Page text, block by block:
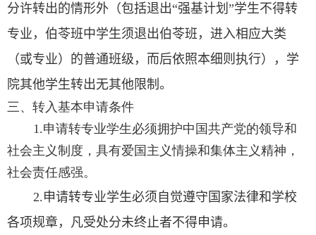
分许转出的情形外（包括退出“强基计划 ”学生不得转
专业 ， 伯苓班中学生须退出伯苓班，进入相应大类
（或专业）的普通班级，而后依照本细则执行），学
院其他学生转出无其他限制。
三、转入基本申请条件
1.申请转专业学生必须拥护中国共产党的领导和
社会主义制度，具有爱国主义情操和集体主义精神，
社会责任感强。
2.申请转专业学生必须自觉遵守国家法律和学校
各项规章，凡受处分未终止者不得申请。